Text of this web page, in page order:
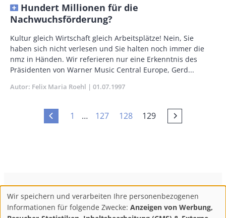
Hundert Millionen für die
Nachwuchsförderung?
Body
Kultur gleich Wirtschaft gleich Arbeitsplätze! Nein, Sie
haben sich nicht verlesen und Sie halten noch immer die
nmz in Händen. Wir referieren nur eine Erkenntnis des
Präsidenten von Warner Music Central Europe, Gerd...
Autor Felix Maria Roehl Publikationsdatum
01.07.1997
Seitennummerierung
Vorherige
Erste
1 … Seite
127 Seite
128
Current
129
Vorherige
Footer
ConBrio Kulturmedienhaus AGB
Datenschutz
Impressum
Info & Kontakt
Use
Wir speichern und verarbeiten Ihre personenbezogenen
Informationen für folgende Zwecke: Anzeigen von Werbung,